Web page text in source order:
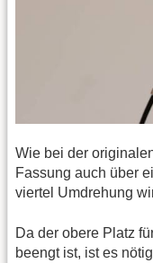
Wie bei der
Fassung auch über
viertel Umdrehung
Da der obere Platz
beengt ist, ist es